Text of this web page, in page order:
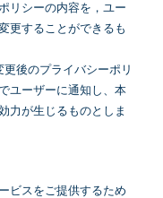
リシーの内容を，ユー
更することができるも
更後のプライバシーポリ
ユーザーに通知し、本
力が生じるものとしま
ビスをご提供するため